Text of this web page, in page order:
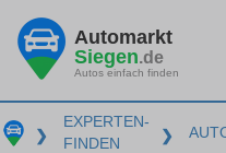
Automarkt
Siegen.de
Autos einfach finden
❯
EXPERTEN-
FINDEN
❯